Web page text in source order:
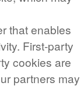
that enables
First-party
cookies are
partners may